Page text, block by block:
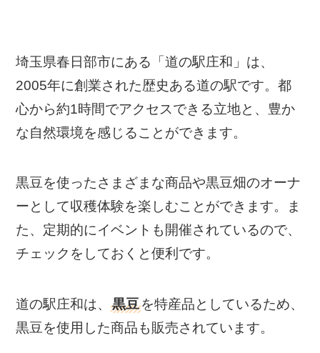
埼玉県春日部市にある「道の駅庄和」は、
2005年に創業された歴史ある道の駅です。都
心から約1時間でアクセスできる立地と、豊か
な自然環境を感じることができます。
黒豆を使ったさまざまな商品や黒豆畑のオーナ
ーとして収穫体験を楽しむことができます。ま
た、定期的にイベントも開催されているので、
チェックをしておくと便利です。
道の駅庄和は、黒豆を特産品としているため、
黒豆を使用した商品も販売されています。